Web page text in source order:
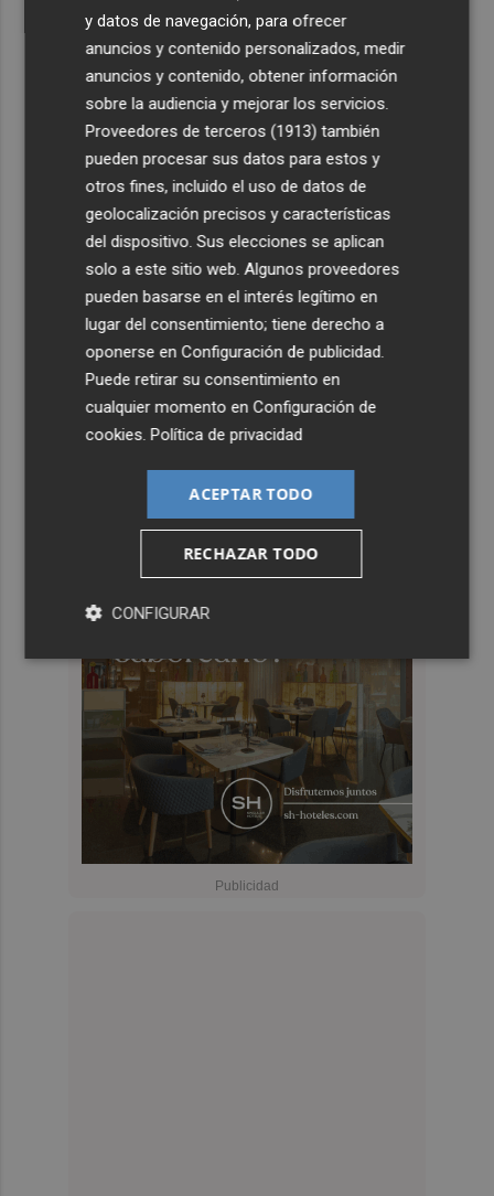
y datos de navegación, para ofrecer
anuncios y contenido personalizados, medir
anuncios y contenido, obtener información
sobre la audiencia y mejorar los servicios.
Proveedores de terceros (1913) también
pueden procesar sus datos para estos y
otros fines, incluido el uso de datos de
geolocalización precisos y características
del dispositivo. Sus elecciones se aplican
solo a este sitio web. Algunos proveedores
pueden basarse en el interés legítimo en
lugar del consentimiento; tiene derecho a
oponerse enConfiguración de publicidad
Puede retirar su consentimiento en
cualquier momento enConfiguración de
cookies .Política de privacidad
ACEPTAR TODO
RECHAZAR TODO
CONFIGURAR